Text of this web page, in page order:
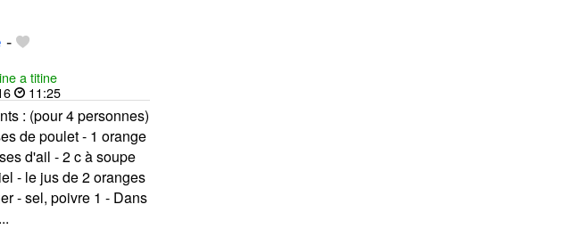
-
a titine
11:25
: (pour 4 personnes)
de poulet - 1 orange
d'ail - 2 c à soupe
- le jus de 2 oranges
- sel, poivre 1 - Dans